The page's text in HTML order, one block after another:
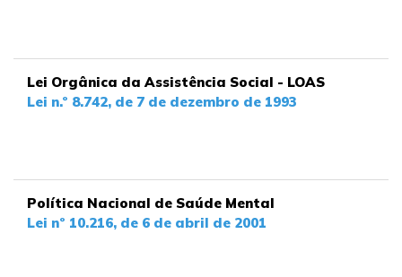
Lei Orgânica da Assistência Social - LOAS
Lei n.º 8.742, de 7 de dezembro de 1993
Política Nacional de Saúde Mental
Lei nº 10.216, de 6 de abril de 2001